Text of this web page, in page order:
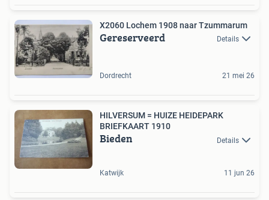
X2060 Lochem 1908 naar Tzummarum
Gereserveerd Details
Dordrecht 21 mei 26
HILVERSUM = HUIZE HEIDEPARK
BRIEFKAART 1910
Bieden Details
Katwijk 11 jun 26